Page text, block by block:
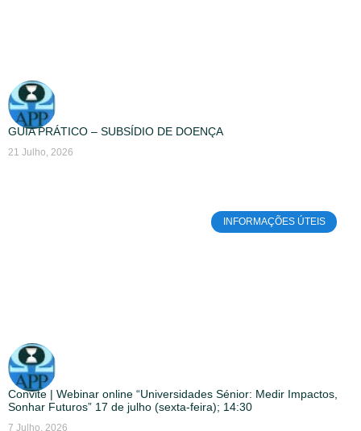
GUIA PRÁTICO – SUBSÍDIO DE DOENÇA
21 Julho, 2026
INFORMAÇÕES ÚTEIS
Convite | Webinar online “Universidades Sénior: Medir Impactos,
Sonhar Futuros” 17 de julho (sexta-feira); 14:30
7 Julho, 2026